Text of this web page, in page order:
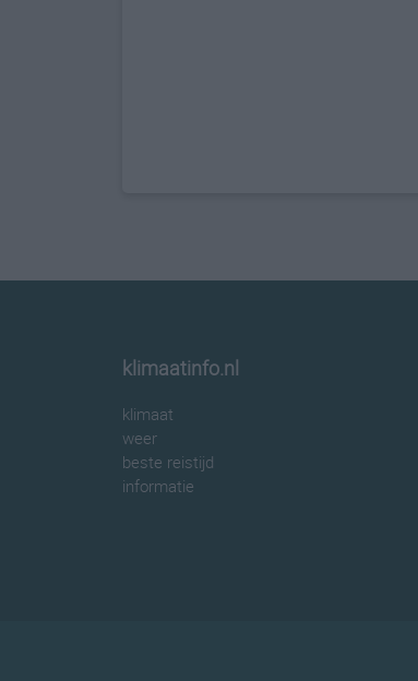
klimaatinfo.nl
klimaat
weer
beste reistijd
informatie